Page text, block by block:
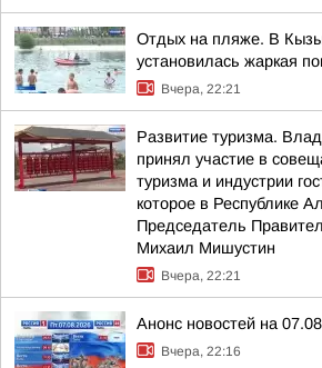
Отдых на пляже. В
установилась жаркая
Вчера, 22:21
Развитие туризма.
принял участие в
туризма и индустрии
которое в Республике
Председатель
Михаил Мишустин
Вчера, 22:21
Анонс новостей на
Вчера, 22:16